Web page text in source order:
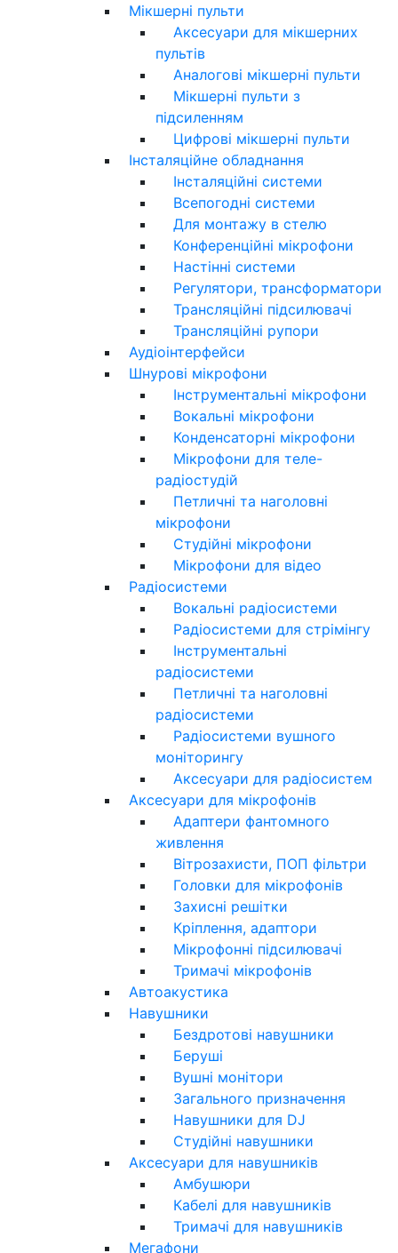
Мікшерні пульти
Аксесуари для мікшерних
пультів
Аналогові мікшерні пульти
Мікшерні пульти з
підсиленням
Цифрові мікшерні пульти
Інсталяційне обладнання
Інсталяційні системи
Всепогодні системи
Для монтажу в стелю
Конференційні мікрофони
Настінні системи
Регулятори, трансформатори
Трансляційні підсилювачі
Трансляційні рупори
Аудіоінтерфейси
Шнурові мікрофони
Інструментальні мікрофони
Вокальні мікрофони
Конденсаторні мікрофони
Мікрофони для теле-
радіостудій
Петличні та наголовні
мікрофони
Студійні мікрофони
Мікрофони для відео
Радіосистеми
Вокальні радіосистеми
Радіосистеми для стрімінгу
Інструментальні
радіосистеми
Петличні та наголовні
радіосистеми
Радіосистеми вушного
моніторингу
Аксесуари для радіосистем
Аксесуари для мікрофонів
Адаптери фантомного
живлення
Вітрозахисти, ПОП фільтри
Головки для мікрофонів
Захисні решітки
Кріплення, адаптори
Мікрофонні підсилювачі
Тримачі мікрофонів
Автоакустика
Навушники
Бездротові навушники
Беруші
Вушні монітори
Загального призначення
Навушники для DJ
Студійні навушники
Аксесуари для навушників
Амбушюри
Кабелі для навушників
Тримачі для навушників
Мегафони